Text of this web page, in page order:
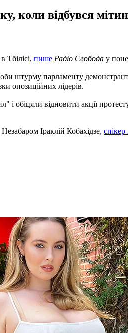
коли відбувся
Тбілісі, пише Радіо Свобода у
штурму парламенту
опозиційних лідерів.
і обіцяли відновити акції
Іраклій Кобахідзе, спікер